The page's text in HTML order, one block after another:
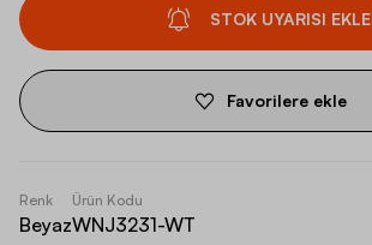
STOK UYARISI EKLE
Favorilere ekle
Renk
Beyaz
Ürün Kodu
WNJ3231-WT